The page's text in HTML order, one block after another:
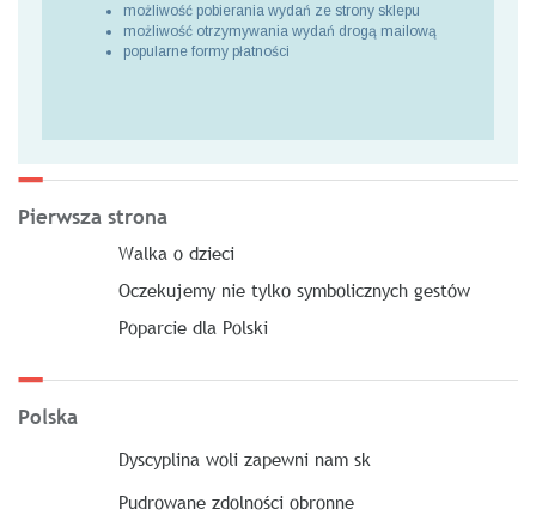
możliwość pobierania wydań ze strony sklepu
możliwość otrzymywania wydań drogą mailową
popularne formy płatności
Pierwsza strona
Walka o dzieci
Oczekujemy nie tylko symbolicznych gestów
Poparcie dla Polski
Polska
Dyscyplina woli zapewni nam sk
Pudrowane zdolności obronne